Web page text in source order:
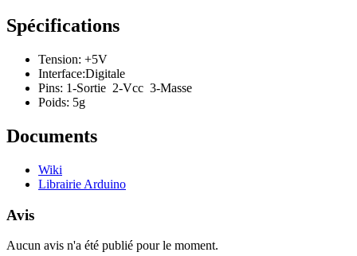
Spécifications
Tension: +5V
Interface:Digitale
Pins: 1-Sortie 2-Vcc 3-Masse
Poids: 5g
Documents
Wiki
Librairie Arduino
Avis
Aucun avis n'a été publié pour le moment.